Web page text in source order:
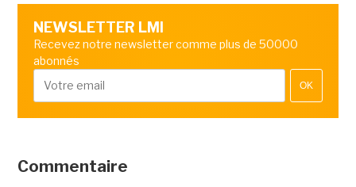
NEWSLETTER LMI
Recevez notre newsletter comme plus de 50000
abonnés
OK
Commentaire